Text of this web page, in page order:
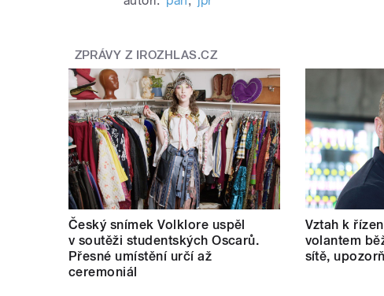
ZPRÁVY Z IROZHLAS.CZ
Český snímek Volklore uspěl
v soutěži studentských Oscarů.
Přesné umístění určí až
ceremoniál
Vztah k
volantem
sítě,